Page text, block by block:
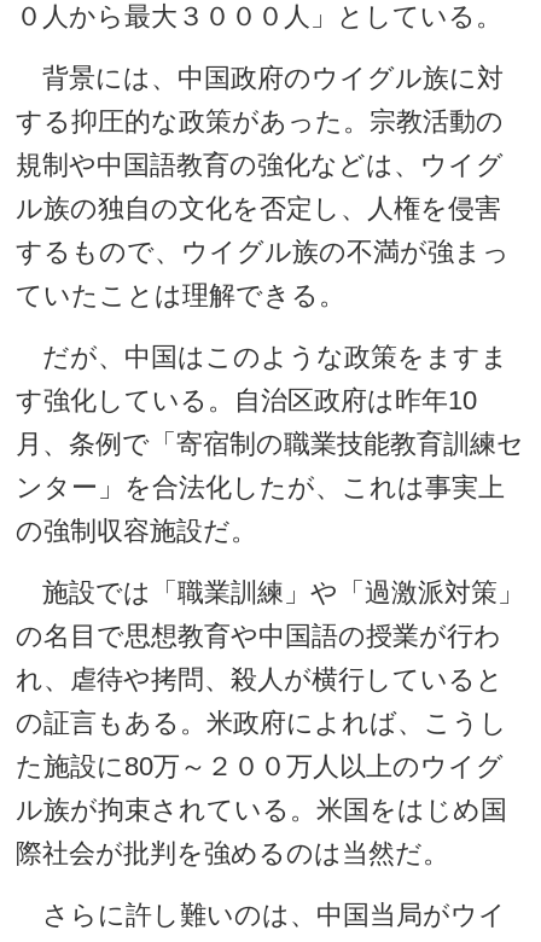
０人から最大３０００人」としている。
背景には、中国政府のウイグル族に対
する抑圧的な政策があった。宗教活動の
規制や中国語教育の強化などは、ウイグ
ル族の独自の文化を否定し、人権を侵害
するもので、ウイグル族の不満が強まっ
ていたことは理解できる。
だが、中国はこのような政策をますま
す強化している。自治区政府は昨年10
月、条例で「寄宿制の職業技能教育訓練セ
ンター」を合法化したが、これは事実上
の強制収容施設だ。
施設では「職業訓練」や「過激派対策」
の名目で思想教育や中国語の授業が行わ
れ、虐待や拷問、殺人が横行していると
の証言もある。米政府によれば、こうし
た施設に80万～２００万人以上のウイグ
ル族が拘束されている。米国をはじめ国
際社会が批判を強めるのは当然だ。
さらに許し難いのは、中国当局がウイ